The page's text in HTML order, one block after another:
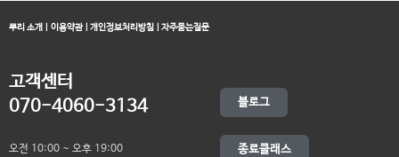
뿌리 소개 이용약관 개인정보처리방침 자주묻는질문
고객센터
070-4060-3134
오전 10:00 ~ 오후 19:00
블로그
종료클래스